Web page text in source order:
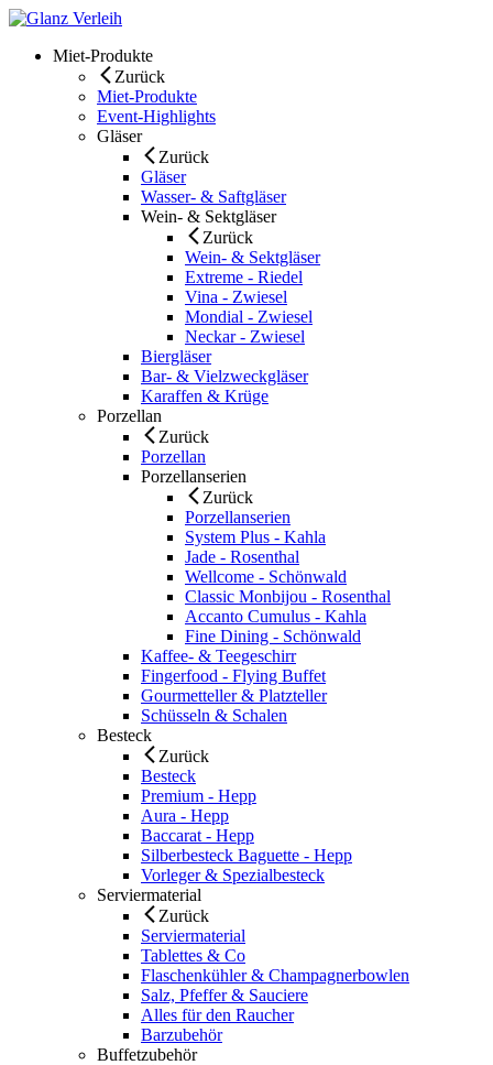
Skip
contentMiet-Produkte
Zurück
Miet-Produkte
Event-Highlights
Gläser
Zurück
Gläser
Wasser- & Saftgläser
Wein- & Sektgläser
Zurück
Wein- & Sektgläser
Extreme - Riedel
Vina - Zwiesel
Mondial - Zwiesel
Neckar - Zwiesel
Biergläser
Bar- & Vielzweckgläser
Karaffen & Krüge
Porzellan
Zurück
Porzellan
Porzellanserien
Zurück
Porzellanserien
System Plus - Kahla
Jade - Rosenthal
Wellcome - Schönwald
Classic Monbijou - Rosenthal
Accanto Cumulus - Kahla
Fine Dining - Schönwald
Kaffee- & Teegeschirr
Fingerfood - Flying Buffet
Gourmetteller & Platzteller
Schüsseln & Schalen
Besteck
Zurück
Besteck
Premium - Hepp
Aura - Hepp
Baccarat - Hepp
Silberbesteck Baguette - Hepp
Vorleger & Spezialbesteck
Serviermaterial
Zurück
Serviermaterial
Tablettes & Co
Flaschenkühler & Champagnerbowlen
Salz, Pfeffer & Sauciere
Alles für den Raucher
Barzubehör
Buffetzubehör